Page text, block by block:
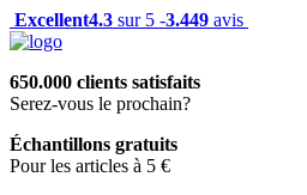
Excellent4.3 sur 5 -3.449 avis
650.000 clients satisfaits
Serez-vous le prochain?
Échantillons gratuits
Pour les articles à 5 €